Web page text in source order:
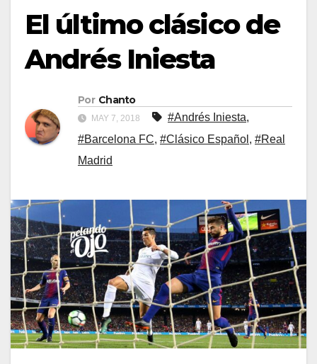
El último clásico de
Andrés Iniesta
Por Chanto
MAY 7, 2018 #Andrés Iniesta,
#Barcelona FC, #Clásico Español , #Real
Madrid